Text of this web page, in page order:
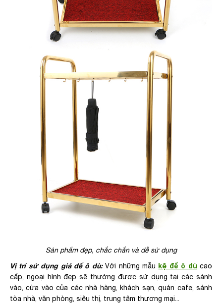
Sản phẩm đẹp, chắc chắn và dễ sử dụng
Vị trí sử dụng giá để ô dù: Với những mẫu kệ để ô dù cao
cấp, ngoại hình đẹp sẽ thường đươc sử dụng tại các sảnh
vào, cửa vào của các nhà hàng, khách sạn, quán cafe, sảnh
tòa nhà, văn phòng, siêu thị, trung tâm thương mại...